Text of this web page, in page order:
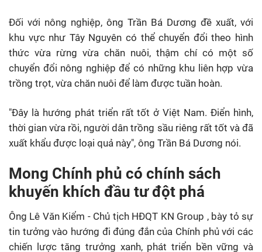
Đối với nông nghiệp, ông Trần Bá Dương đề xuất, với
khu vực như Tây Nguyên có thể chuyển đổi theo hình
thức vừa rừng vừa chăn nuôi, thậm chí có một số
chuyển đổi nông nghiệp để có những khu liên hợp vừa
trồng trọt, vừa chăn nuôi để làm được tuần hoàn.
"Đây là hướng phát triển rất tốt ở Việt Nam. Điển hình,
thời gian vừa rồi, người dân trồng sầu riêng rất tốt và đã
xuất khẩu được loại quả này", ông Trần Bá Dương nói.
Mong Chính phủ có chính sách
khuyến khích đầu tư đột phá
Ông Lê Văn Kiểm - Chủ tịch HĐQT KN Group , bày tỏ sự
tin tưởng vào hướng đi đúng đắn của Chính phủ với các
chiến lược tăng trưởng xanh, phát triển bền vững và